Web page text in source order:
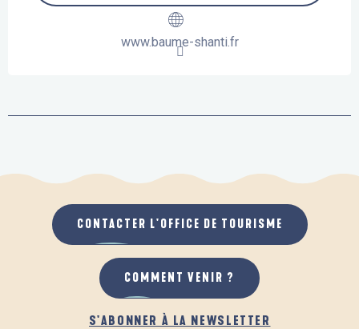
www.baume-shanti.fr
S'ABONNER À LA NEWSLETTER
CONTACTER L'OFFICE DE TOURISME
COMMENT VENIR ?